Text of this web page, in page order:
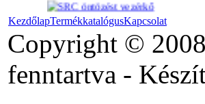
WVS-WVP rendszer
KezdőlapTermékkatalógusKapcsolat
Copyright ©
fenntartva -